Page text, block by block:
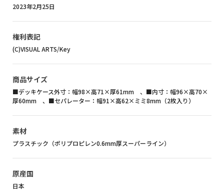
2023年2月25日
権利表記
(C)VISUAL ARTS/Key
商品サイズ
■デッキケース外寸：幅98×高71×厚61mm 、■内寸：幅96×高70×
厚60mm 、■セパレーター：幅91×高62×ミミ8mm（2枚入り）
素材
プラスチック（ポリプロピレン0.6mm厚スーパーライン）
原産国
日本